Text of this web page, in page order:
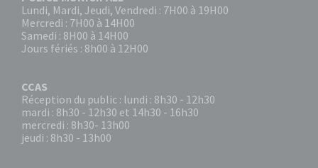
Lundi, Mardi, Jeudi, Vendredi : 7H00 à 19H00
Mercredi : 7H00 à 14H00
Samedi : 8H00 à 14H00
Jours fériés : 8h00 à 12H00
CCAS
Réception du public : lundi : 8h30 - 12h30
mardi : 8h30 - 12h30 et 14h30 - 16h30
mercredi : 8h30- 13h00
jeudi : 8h30 - 13h00